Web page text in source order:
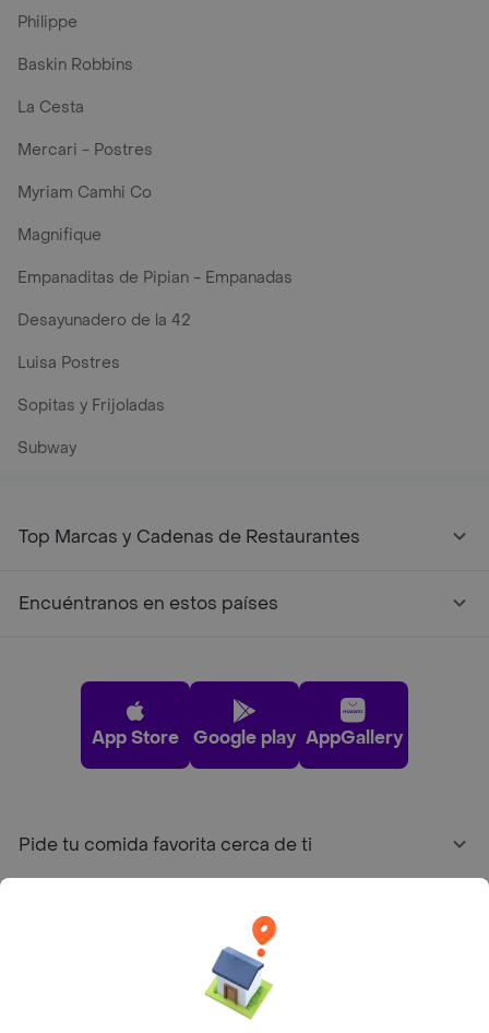
Philippe
Baskin Robbins
La Cesta
Mercari - Postres
Myriam Camhi Co
Magnifique
Empanaditas de Pipian - Empanadas
Desayunadero de la 42
Luisa Postres
Sopitas y Frijoladas
Subway
Top Marcas y Cadenas de Restaurantes
Encuéntranos en estos países
App Store Google play AppGallery
Pide tu comida favorita cerca de ti